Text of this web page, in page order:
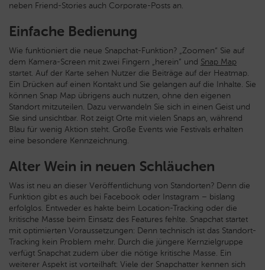
neben Friend-Stories auch Corporate-Posts an.
Einfache Bedienung
Wie funktioniert die neue Snapchat-Funktion? „Zoomen“ Sie auf
dem Kamera-Screen mit zwei Fingern „herein” und Snap Map
startet. Auf der Karte sehen Nutzer die Beiträge auf der Heatmap.
Ein Drücken auf einen Kontakt und Sie gelangen auf die Inhalte. Sie
können Snap Map übrigens auch nutzen, ohne den eigenen
Standort mitzuteilen. Dazu verwandeln Sie sich in einen Geist und
Sie sind unsichtbar. Rot zeigt Orte mit vielen Snaps an, während
Blau für wenig Aktion steht. Große Events wie Festivals erhalten
eine besondere Kennzeichnung.
Alter Wein in neuen Schläuchen
Was ist neu an dieser Veröffentlichung von Standorten? Denn die
Funktion gibt es auch bei Facebook oder Instagram – bislang
erfolglos. Entweder es hakte beim Location-Tracking oder die
kritische Masse beim Einsatz des Features fehlte. Snapchat startet
mit optimierten Voraussetzungen: Denn technisch ist das Standort-
Tracking kein Problem mehr. Durch die jüngere Kernzielgruppe
verfügt Snapchat zudem über die nötige kritische Masse. Ein
weiterer Aspekt ist vorteilhaft: Viele der Snapchatter kennen sich